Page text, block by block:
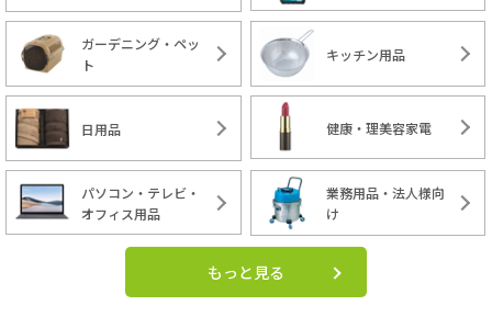
ガーデニング・ペッ
ト
キッチン用品
日用品 健康・理美容家電
パソコン・テレビ・
オフィス用品
業務用品・法人様向
け
もっと見る